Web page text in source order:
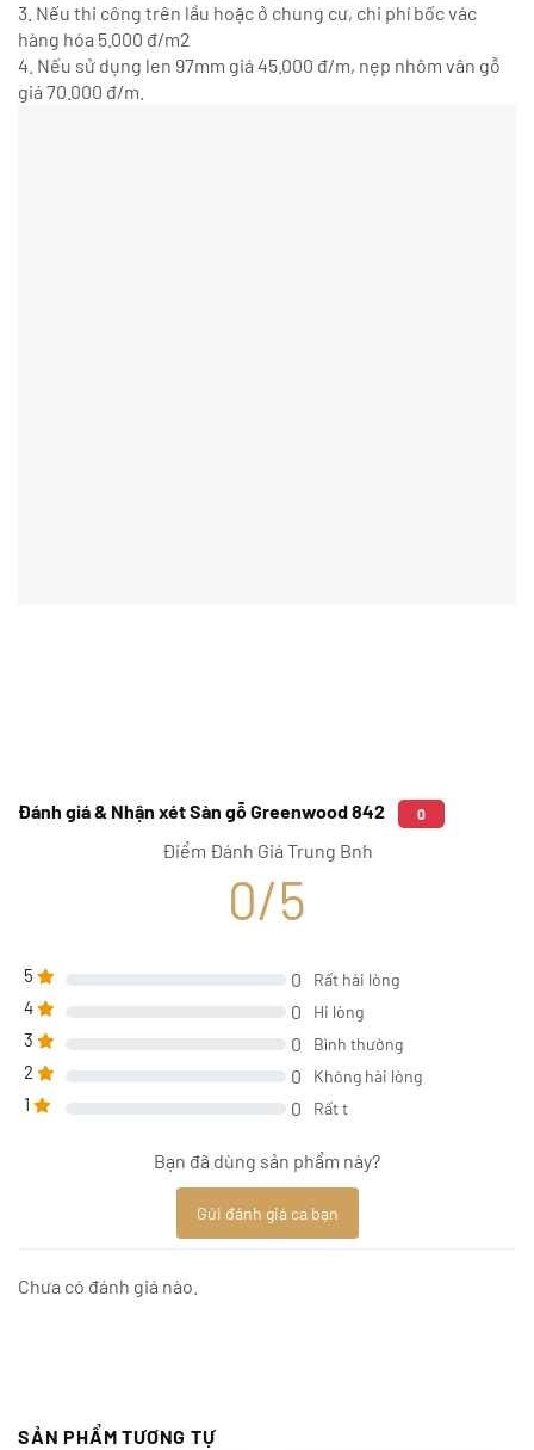
3. Nếu thi công trên lầu hoặc ở chung cư, chi phí bốc vác
hàng hóa 5.000 đ/m2
4. Nếu sử dụng len 97mm giá 45.000 đ/m, nẹp nhôm vân gỗ
giá 70.000 đ/m.
Đánh giá & Nhận xét Sàn gỗ Greenwood 842 0
Điểm Đánh Giá Trung Bnh
0/5
5 0 Rất hài lòng
4 0 Hi lòng
3 0 Bình thường
2 0 Không hài lòng
1 0 Rất t
Bạn đã dùng sản phẩm này?
Gửi đánh giá ca bạn
Chưa có đánh giá nào.
SẢN PHẨM TƯƠNG TỰ